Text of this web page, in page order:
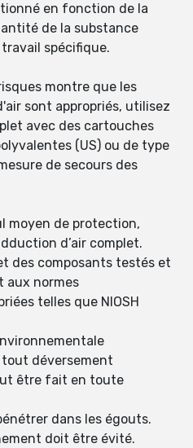
en fonction de la
de la substance
spécifique.
montre que les
sont appropriés, utilisez
avec des cartouches
(US) ou de type
de secours des
moyen de protection,
d’air complet.
des composants testés et
aux normes
telles que NIOSH
déversement
être fait en toute
dans les égouts.
doit être évité.